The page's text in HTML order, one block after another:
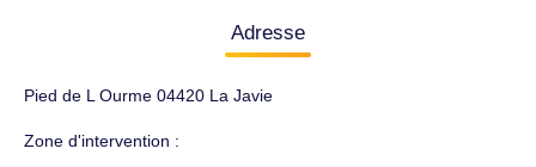
Adresse
Pied de L Ourme 04420 La Javie
Zone d'intervention :